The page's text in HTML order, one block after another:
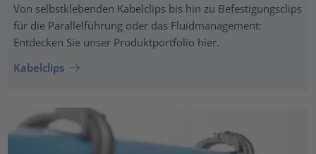
Von selbstklebenden Kabelclips bis hin zu Befestigungsclips
für die Parallelführung oder das Fluidmanagement:
Entdecken Sie unser Produktportfolio hier.
Kabelclips